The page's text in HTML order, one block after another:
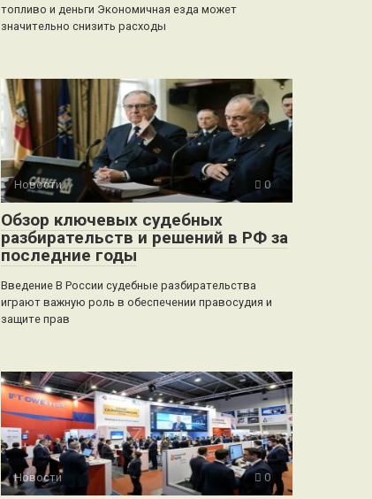
топливо и деньги Экономичная езда может
значительно снизить расходы
Новости 0
Обзор ключевых судебных
разбирательств и решений в РФ за
последние годы
Введение В России судебные разбирательства
играют важную роль в обеспечении правосудия и
защите прав
Новости 0